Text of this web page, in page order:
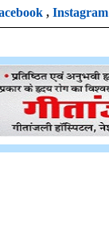
, Instagram